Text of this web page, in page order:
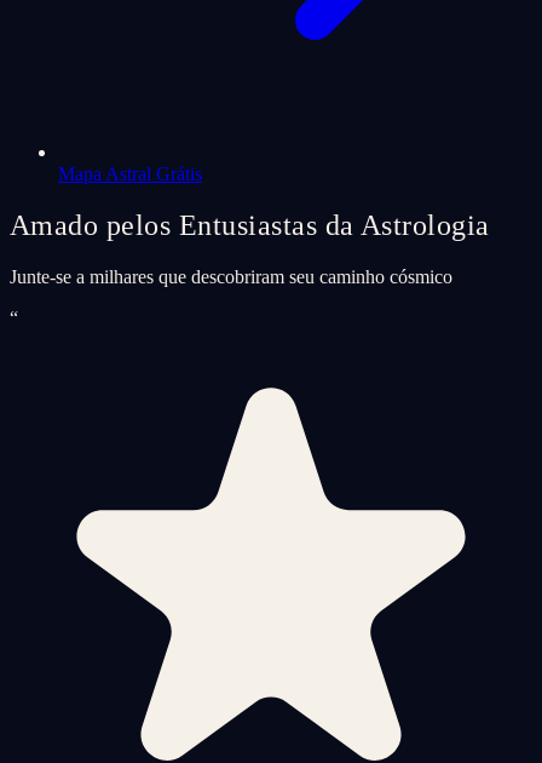
Mapa Astral Grátis
Amado pelos Entusiastas da Astrologia
Junte-se a milhares que descobriram seu caminho cósmico
“